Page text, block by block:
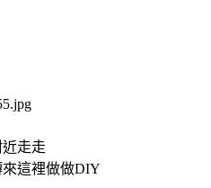
走走
這裡做做DIY